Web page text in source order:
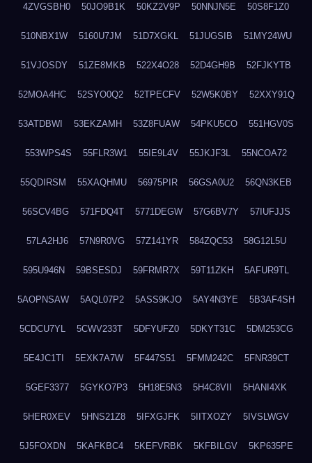
4ZVGSBH0 50JO9B1K 50KZ2V9P 50NNJN5E 50S8F1Z0
510NBX1W 5160U7JM 51D7XGKL 51JUGSIB 51MY24WU
51VJOSDY 51ZE8MKB 522X4O28 52D4GH9B 52FJKYTB
52MOA4HC 52SYO0Q2 52TPECFV 52W5K0BY 52XXY91Q
53ATDBWI 53EKZAMH 53Z8FUAW 54PKU5CO 551HGV0S
553WPS4S 55FLR3W1 55IE9L4V 55JKJF3L 55NCOA72
55QDIRSM 55XAQHMU 56975PIR 56GSA0U2 56QN3KEB
56SCV4BG 571FDQ4T 5771DEGW 57G6BV7Y 57IUFJJS
57LA2HJ6 57N9R0VG 57Z141YR 584ZQC53 58G12L5U
595U946N 59BSESDJ 59FRMR7X 59T11ZKH 5AFUR9TL
5AOPNSAW 5AQL07P2 5ASS9KJO 5AY4N3YE 5B3AF4SH
5CDCU7YL 5CWV233T 5DFYUFZ0 5DKYT31C 5DM253CG
5E4JC1TI 5EXK7A7W 5F447S51 5FMM242C 5FNR39CT
5GEF3377 5GYKO7P3 5H18E5N3 5H4C8VII 5HANI4XK
5HER0XEV 5HNS21Z8 5IFXGJFK 5IITXOZY 5IVSLWGV
5J5FOXDN 5KAFKBC4 5KEFVRBK 5KFBILGV 5KP635PE